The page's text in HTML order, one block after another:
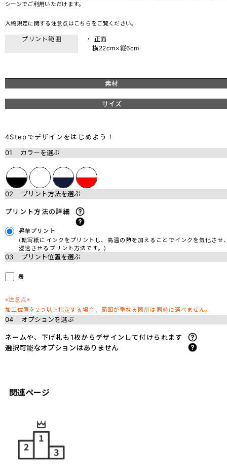
シーンでご利用いただけます。
入稿規定に関する注意点は こちら をご覧ください。
プリント範囲
・ 正面
横22cm×縦6cm
素材
サイズ
4Stepでデザインをはじめよう！
01
カラーを選ぶ
02 プリント方法を選ぶ
プリント方法の詳細
昇華プリント
(転写紙にインクをプリントし、高温の熱を加えることでインクを気化させ
浸透させるプリント方法です。)
03 プリント位置を選ぶ
表
※注意点※
加工位置を2つ以上指定する場合、範囲が重なる箇所は同時に選べません。
04 オプションを選ぶ
ネームや、下げ札も1枚からデザインして付けられます
選択可能なオプションはありません
関連ページ